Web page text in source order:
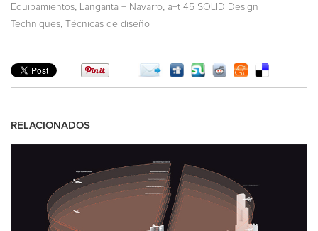
Equipamientos Langarita + Navarro a+t 45 SOLID Design
Techniques Técnicas de diseño
RELACIONADOS